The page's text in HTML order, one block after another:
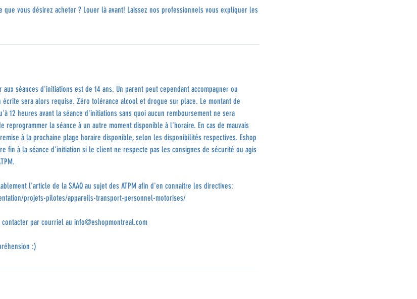
que vous désirez acheter ? Louer là avant! Laissez nos professionnels vous expliquer les
séances d'initiations est de 14 ans. Un parent peut cependant accompagner ou
écrite sera alors requise. Zéro tolérance alcool et drogue sur place. Le montant de
12 heures avant la séance d'initiations sans quoi aucun remboursement ne sera
reprogrammer la séance à un autre moment disponible à l'horaire. En cas de mauvais
à la prochaine plage horaire disponible, selon les disponibilités respectives. Eshop
fin à la séance d'initiation si le client ne respecte pas les consignes de sécurité ou agis
l'article de la SAAQ au sujet des ATPM afin d'en connaitre les directives:
projets-pilotes/appareils-transport-personnel-motorises/
par courriel au info@eshopmontreal.com
:)